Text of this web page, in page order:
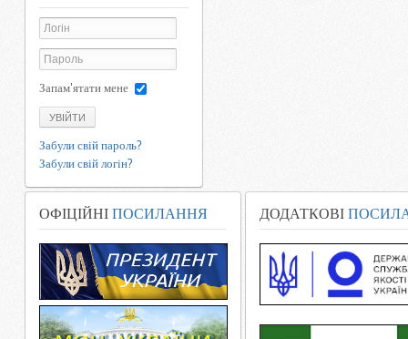
Запам'ятати мене
УВІЙТИ
Забули свій пароль?
Забули свій логін?
ОФІЦІЙНІ ПОСИЛАННЯ ДОДАТКОВІ